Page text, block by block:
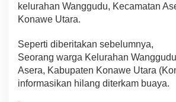
B
u
y
a
D
a
l
kelurahan Wanggudu, Kecamatan
Konawe Utara.
Seperti diberitakan sebelumnya,
Seorang warga Kelurahan
Asera, Kabupaten Konawe Utara
informasikan hilang diterkam buaya.